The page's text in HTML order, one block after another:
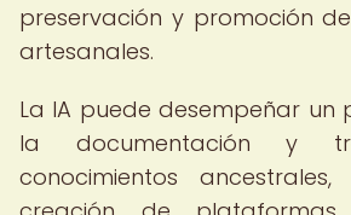
preservación y promoción
artesanales.
La IA puede desempeñar un
la documentación y
conocimientos